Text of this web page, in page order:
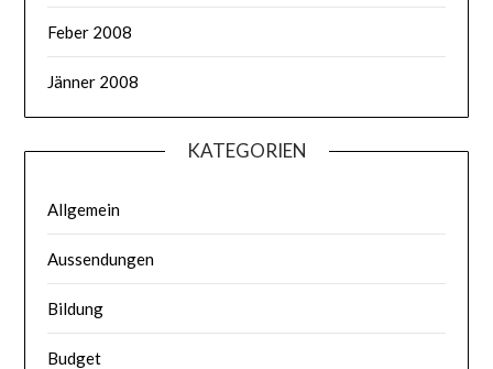
Feber 2008
Jänner 2008
KATEGORIEN
Allgemein
Aussendungen
Bildung
Budget